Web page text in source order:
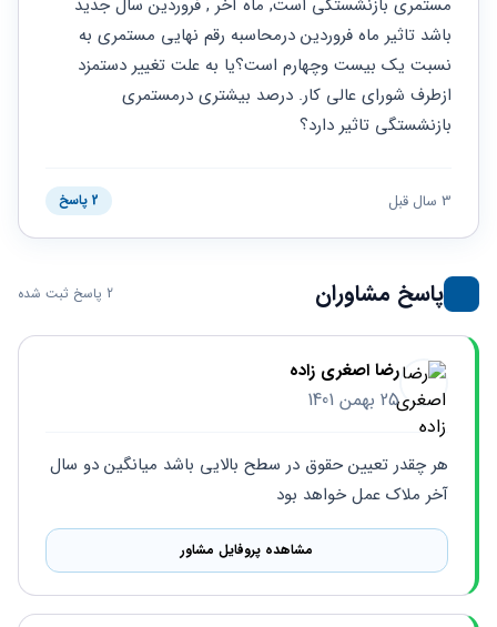
برنامه نویسی
طلاق
حقوقی
مهریه
حقوقی
خانواده
کسب
سئو و
بهینه
سازی
سایت
ثبت
شرکت
بازنشستگی تاثیر دارد؟
3 سال قبل 2 پاسخ
پاسخ مشاوران 2 پاسخ ثبت شده
رضا اصغری زاده
25 بهمن 1401
آخر ملاک عمل خواهد بود
مشاهده پروفایل مشاور